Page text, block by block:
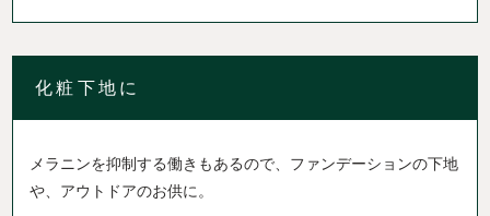
化粧下地に
メラニンを抑制する働きもあるので、ファンデーションの下地
や、アウトドアのお供に。